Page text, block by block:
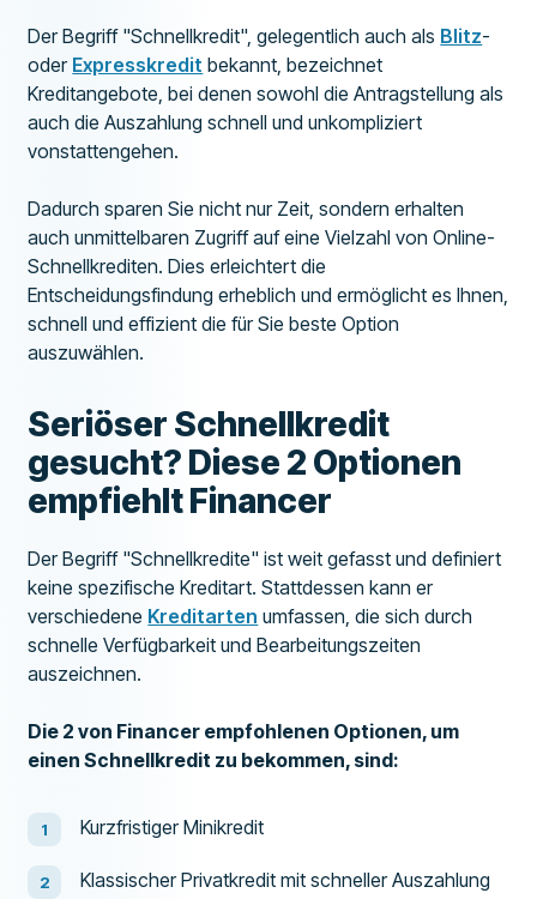
Der Begriff "Schnellkredit", gelegentlich auch als Blitz-
oder Expresskredit bekannt, bezeichnet
Kreditangebote, bei denen sowohl die Antragstellung als
auch die Auszahlung schnell und unkompliziert
vonstattengehen.
Dadurch sparen Sie nicht nur Zeit, sondern erhalten
auch unmittelbaren Zugriff auf eine Vielzahl von Online-
Schnellkrediten. Dies erleichtert die
Entscheidungsfindung erheblich und ermöglicht es Ihnen,
schnell und effizient die für Sie beste Option
auszuwählen.
Seriöser Schnellkredit
gesucht? Diese 2 Optionen
empfiehlt Financer
Der Begriff "Schnellkredite" ist weit gefasst und definiert
keine spezifische Kreditart. Stattdessen kann er
verschiedene Kreditarten umfassen, die sich durch
schnelle Verfügbarkeit und Bearbeitungszeiten
auszeichnen.
Die 2 von Financer empfohlenen Optionen, um
einen Schnellkredit zu bekommen, sind:
Kurzfristiger Minikredit
Klassischer Privatkredit mit schneller Auszahlung